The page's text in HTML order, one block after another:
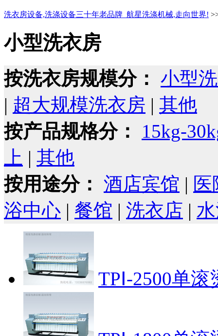
洗衣房设备,洗涤设备三十年老品牌_航星洗涤机械,走向世界!
小型洗衣房
按洗衣房规模分： 小型
| 超大规模洗衣房 | 其他
按产品规格分：
15kg-
上 | 其他
按用途分： 酒店宾馆 | 医
浴中心 | 餐馆 | 洗衣店 |
TPⅠ-2500单滚